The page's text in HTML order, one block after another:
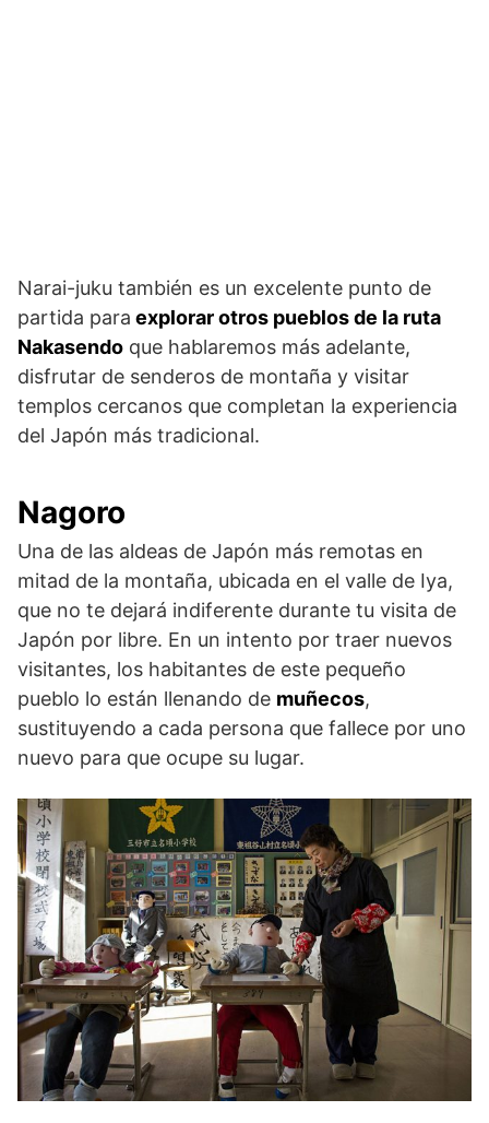
Narai-juku también es un excelente punto de
partida para explorar otros pueblos de la ruta
Nakasendo que hablaremos más adelante,
disfrutar de senderos de montaña y visitar
templos cercanos que completan la experiencia
del Japón más tradicional.
Nagoro
Una de las aldeas de Japón más remotas en
mitad de la montaña, ubicada en el valle de Iya,
que no te dejará indiferente durante tu visita de
Japón por libre. En un intento por traer nuevos
visitantes, los habitantes de este pequeño
pueblo lo están llenando de muñecos,
sustituyendo a cada persona que fallece por uno
nuevo para que ocupe su lugar.